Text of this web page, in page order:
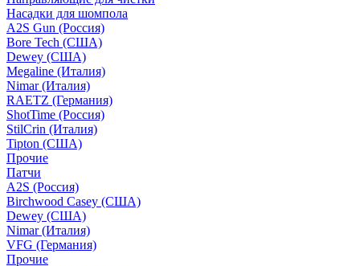
Насадки для шомпола
A2S Gun (Россия)
Bore Tech (США)
Dewey (США)
Megaline (Италия)
Nimar (Италия)
RAETZ (Германия)
ShotTime (Россия)
StilCrin (Италия)
Tipton (США)
Прочие
Патчи
A2S (Россия)
Birchwood Casey (США)
Dewey (США)
Nimar (Италия)
VFG (Германия)
Прочие